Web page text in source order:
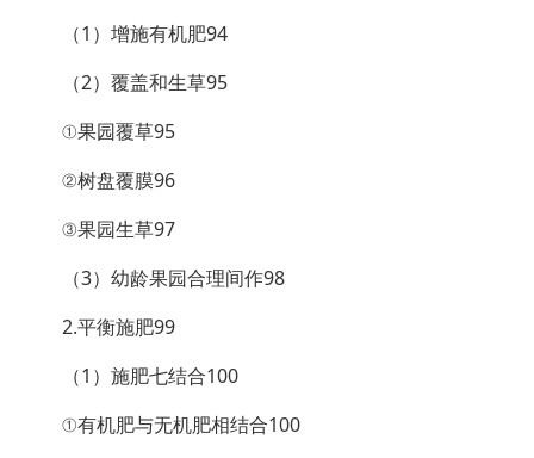
（1）增施有机肥94
（2）覆盖和生草95
①果园覆草95
②树盘覆膜96
③果园生草97
（3）幼龄果园合理间作98
2.平衡施肥99
（1）施肥七结合100
①有机肥与无机肥相结合100